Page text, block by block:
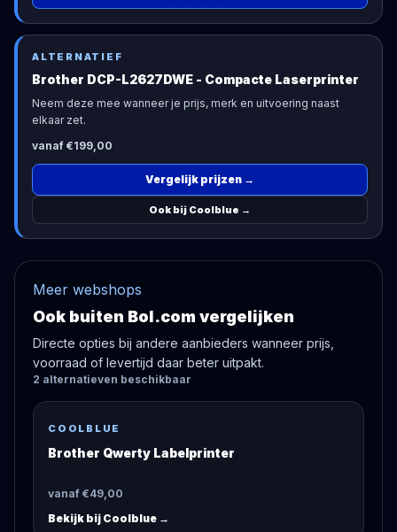
ALTERNATIEF
Brother DCP-L2627DWE - Compacte Laserprinter
Neem deze mee wanneer je prijs, merk en uitvoering naast
elkaar zet.
vanaf €199,00
Vergelijk prijzen →
Ook bij Coolblue →
Meer webshops
Ook buiten Bol.com vergelijken
Directe opties bij andere aanbieders wanneer prijs,
voorraad of levertijd daar beter uitpakt.
2 alternatieven beschikbaar
COOLBLUE
Brother Qwerty Labelprinter
vanaf €49,00
Bekijk bij Coolblue →